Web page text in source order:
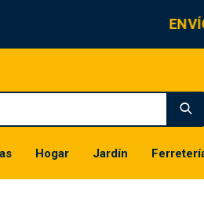
Hogar Jardín